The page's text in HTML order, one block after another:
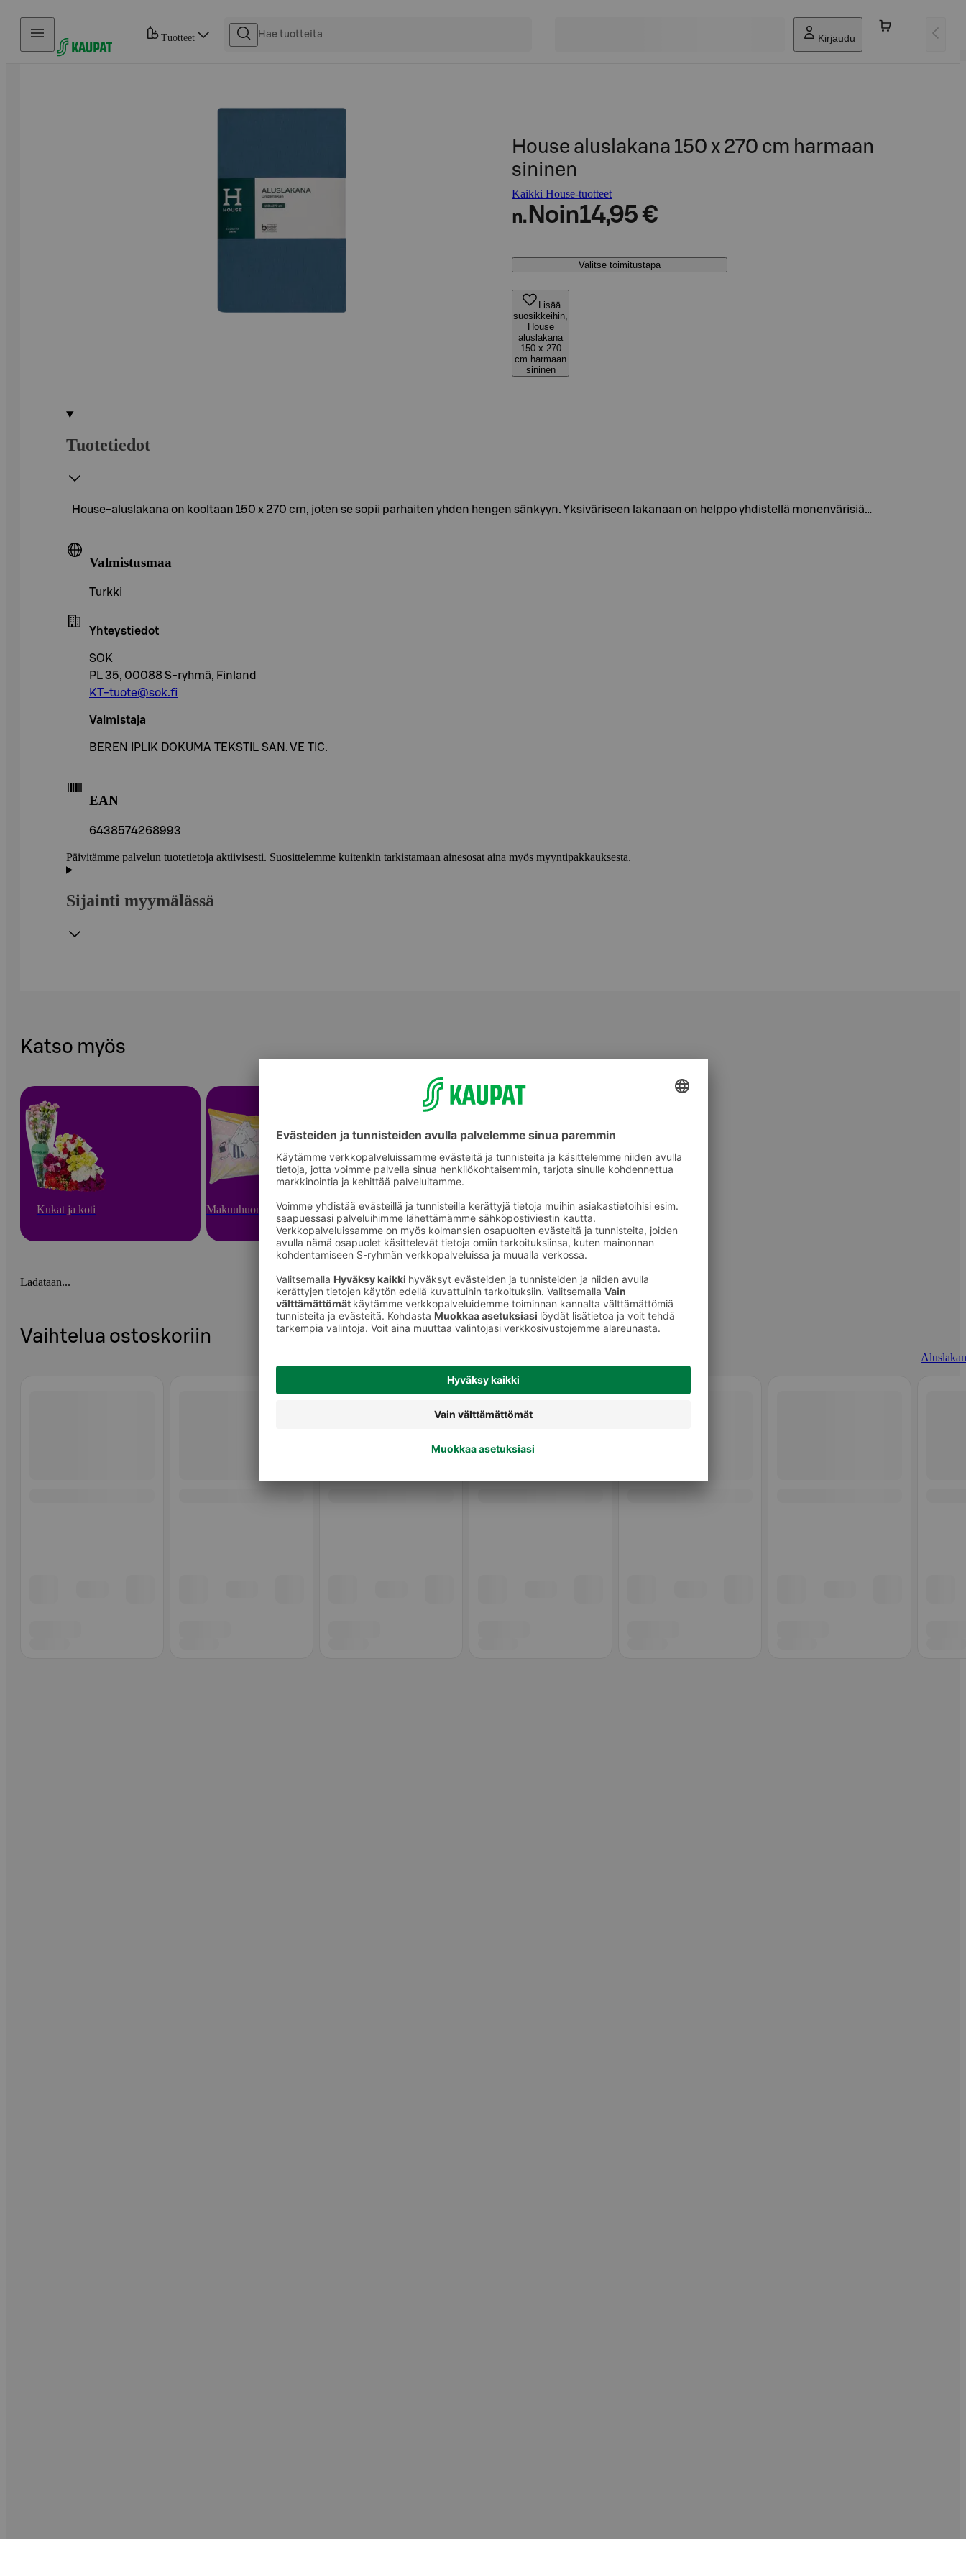
Hyppää sisältöön
Tuotteet Kirjaudu
House aluslakana 150 x 270 cm harmaan
sininen
Kaikki House-tuotteet
n. Noin14,95 €
Valitse toimitustapa
Lisää
suosikkeihin,
House
aluslakana
150 x 270
cm harmaan
sininen
Tuotetiedot
House-aluslakana on kooltaan 150 x 270 cm, joten se sopii parhaiten yhden hengen sänkyyn. Yksiväriseen lakanaan on helppo yhdistellä monenvärisiä…
Valmistusmaa
Turkki
Yhteystiedot
SOK
PL 35, 00088 S-ryhmä, Finland
KT-tuote@sok.fi
Valmistaja
BEREN IPLIK DOKUMA TEKSTIL SAN. VE TIC.
EAN
6438574268993
Päivitämme palvelun tuotetietoja aktiivisesti. Suosittelemme kuitenkin tarkistamaan ainesosat aina myös myyntipakkauksesta.
Sijainti myymälässä
Katso myös
Kukat ja koti Makuuhuonetekstiilit Aluslakanat
Ladataan...
Vaihtelua ostoskoriin